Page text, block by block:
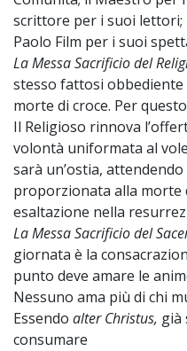
scrittore per i suoi lettori;
Paolo Film per i suoi
La Messa Sacrificio del
stesso fattosi
morte di croce. Per
Il Religioso rinnova
volontà uniformata al
sarà un’ostia,
proporzionata alla morte
esaltazione nella
La Messa Sacrificio del
giornata è la
punto deve amare le
Nessuno ama più di chi
Essendo alter Christus, già
consumare